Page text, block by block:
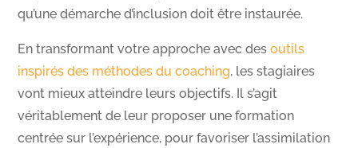
qu’une démarche d’inclusion doit être instaurée.
En transformant votre approche avec desoutils
inspirés des méthodes du coaching, les stagiaires
vont mieux atteindre leurs objectifs. Il s’agit
véritablement de leur proposer une formation
centrée sur l’expérience, pour favoriser l’assimilation